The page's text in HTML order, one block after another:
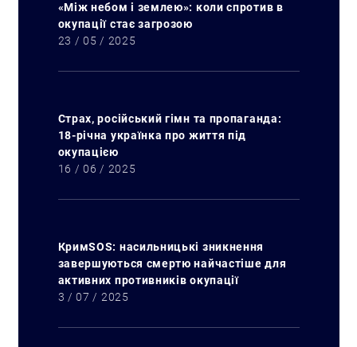
«Між небом і землею»: коли спротив в
окупації стає загрозою
23 / 05 / 2025
Страх, російський гімн та пропаганда:
18-річна українка про життя під
окупацією
16 / 06 / 2025
КримSOS: насильницькі зникнення
завершуються смертю найчастіше для
активних противників окупації
3 / 07 / 2025